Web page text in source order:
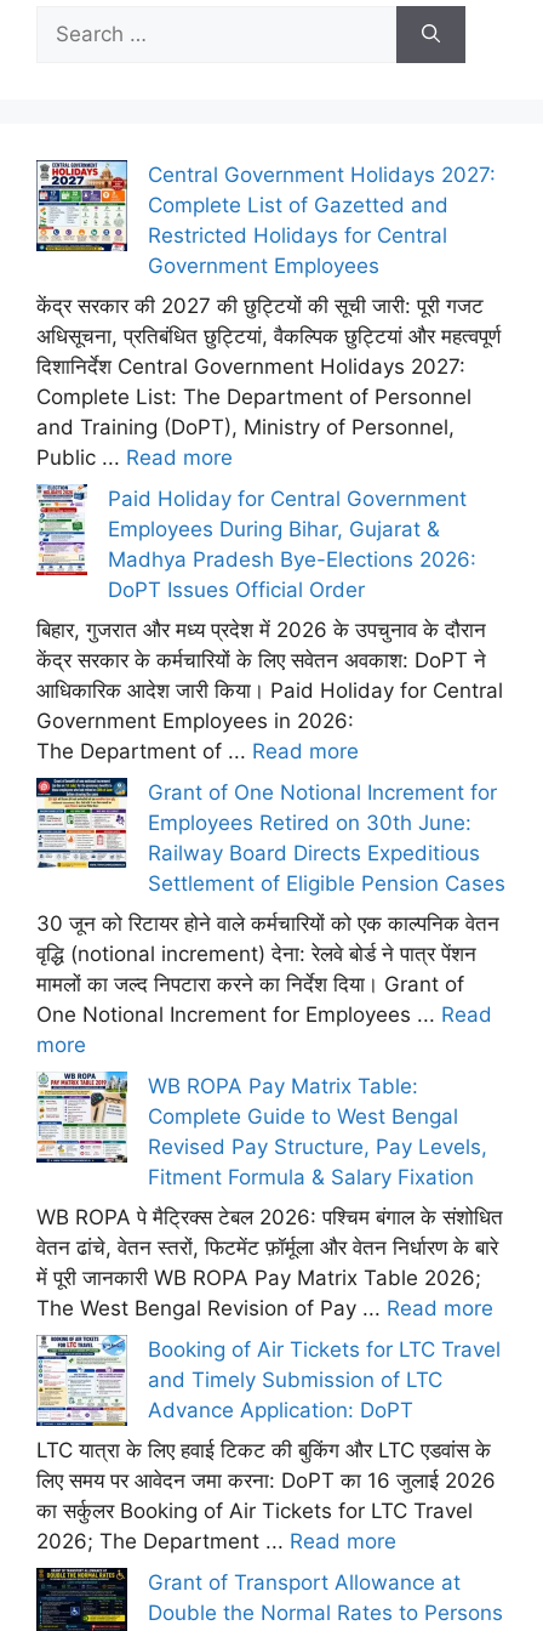
for:
Central Government Holidays 2027:
Complete List of Gazetted and
Restricted Holidays for Central
Government Employees
केंद्र सरकार की 2027 की छुट्टियों की सूची जारी: पूरी गजट
अधिसूचना, प्रतिबंधित छुट्टियां, वैकल्पिक छुट्टियां और महत्वपूर्ण
दिशानिर्देश Central Government Holidays 2027:
Complete List: The Department of Personnel
and Training (DoPT), Ministry of Personnel,
Public ... Read more
Paid Holiday for Central Government
Employees During Bihar, Gujarat &
Madhya Pradesh Bye-Elections 2026:
DoPT Issues Official Order
बिहार, गुजरात और मध्य प्रदेश में 2026 के उपचुनाव के दौरान
केंद्र सरकार के कर्मचारियों के लिए सवेतन अवकाश: DoPT ने
आधिकारिक आदेश जारी किया। Paid Holiday for Central
Government Employees in 2026:
The Department of ... Read more
Grant of One Notional Increment for
Employees Retired on 30th June:
Railway Board Directs Expeditious
Settlement of Eligible Pension Cases
30 जून को रिटायर होने वाले कर्मचारियों को एक काल्पनिक वेतन
वृद्धि (notional increment) देना: रेलवे बोर्ड ने पात्र पेंशन
मामलों का जल्द निपटारा करने का निर्देश दिया। Grant of
One Notional Increment for Employees ... Read
more
WB ROPA Pay Matrix Table:
Complete Guide to West Bengal
Revised Pay Structure, Pay Levels,
Fitment Formula & Salary Fixation
WB ROPA पे मैट्रिक्स टेबल 2026: पश्चिम बंगाल के संशोधित
वेतन ढांचे, वेतन स्तरों, फिटमेंट फ़ॉर्मूला और वेतन निर्धारण के बारे
में पूरी जानकारी WB ROPA Pay Matrix Table 2026;
The West Bengal Revision of Pay ... Read more
Booking of Air Tickets for LTC Travel
and Timely Submission of LTC
Advance Application: DoPT
LTC यात्रा के लिए हवाई टिकट की बुकिंग और LTC एडवांस के
लिए समय पर आवेदन जमा करना: DoPT का 16 जुलाई 2026
का सर्कुलर Booking of Air Tickets for LTC Travel
2026; The Department ... Read more
Grant of Transport Allowance at
Double the Normal Rates to Persons